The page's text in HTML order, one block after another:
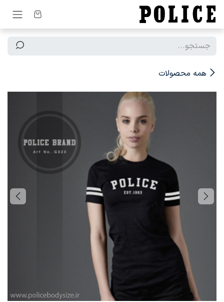
صرف نظر و مشاهده محتوا
همه محصولات